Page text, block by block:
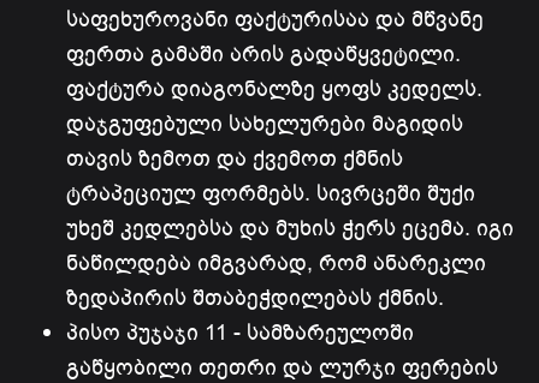
საფეხუროვანი ფაქტურისაა და მწვანე
ფერთა გამაში არის გადაწყვეტილი.
ფაქტურა დიაგონალზე ყოფს კედელს.
დაჯგუფებული სახელურები მაგიდის
თავის ზემოთ და ქვემოთ ქმნის
ტრაპეციულ ფორმებს. სივრცეში შუქი
უხეშ კედლებსა და მუხის ჭერს ეცემა. იგი
ნაწილდება იმგვარად, რომ ანარეკლი
ზედაპირის შთაბეჭდილებას ქმნის.
პისო პუჯაჯი 11 - სამზარეულოში
გაწყობილი თეთრი და ლურჯი ფერების